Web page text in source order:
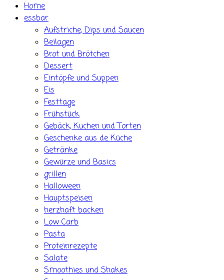
Home
essbar
Aufstriche, Dips und Saucen
Beilagen
Brot und Brötchen
Dessert
Eintöpfe und Suppen
Eis
Festtage
Frühstück
Gebäck, Kuchen und Torten
Geschenke aus de Küche
Getränke
Gewürze und Basics
grillen
Halloween
Hauptspeisen
herzhaft backen
Low Carb
Pasta
Proteinrezepte
Salate
Smoothies und Shakes